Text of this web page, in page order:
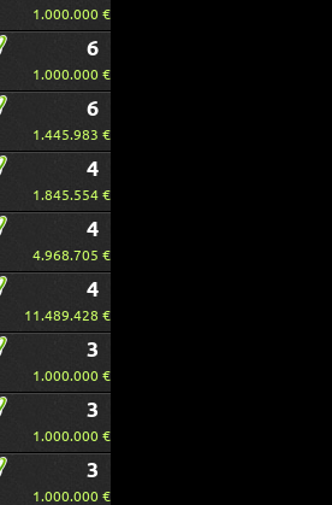
1.000.000 €
6
1.000.000 €
6
1.445.983 €
4
1.845.554 €
4
4.968.705 €
4
11.489.428 €
3
1.000.000 €
3
1.000.000 €
3
1.000.000 €